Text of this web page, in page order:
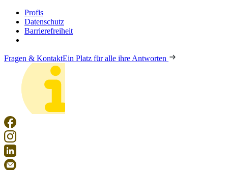
Profis
Datenschutz
Barrierefreiheit
Fragen & KontaktEin Platz für alle ihre Antworten